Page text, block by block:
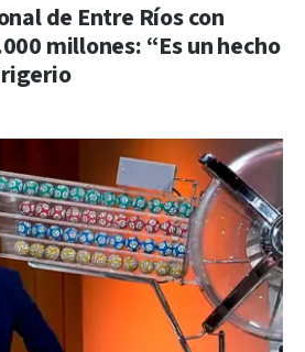
de Entre Ríos con
millones: “Es un hecho